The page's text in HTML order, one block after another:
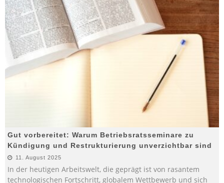
Gut vorbereitet: Warum Betriebsratsseminare zu
Kündigung und Restrukturierung unverzichtbar sind
11. August 2025
In der heutigen Arbeitswelt, die geprägt ist von rasantem
technologischen Fortschritt, globalem Wettbewerb und sich